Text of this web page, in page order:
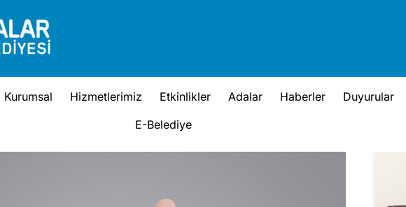
Kurumsal Hizmetlerimiz Etkinlikler Adalar Haberler Duyurular
E-Belediye